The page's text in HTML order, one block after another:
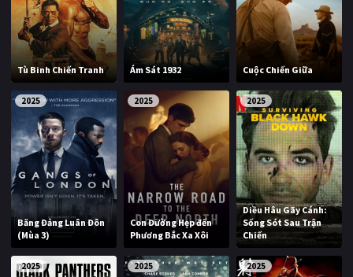
Tù Binh Chiến Tranh Ám Sát 1932 Cuộc Chiến Giữa
2025
Băng Đảng Luân Đôn
(Mùa 3)
2025
Con Đường Hẹp đến
Phương Bắc Xa Xôi
2025
Diều Hâu Gãy Cánh:
Sống Sót Sau Trận
Chiến
2025 2025 2025